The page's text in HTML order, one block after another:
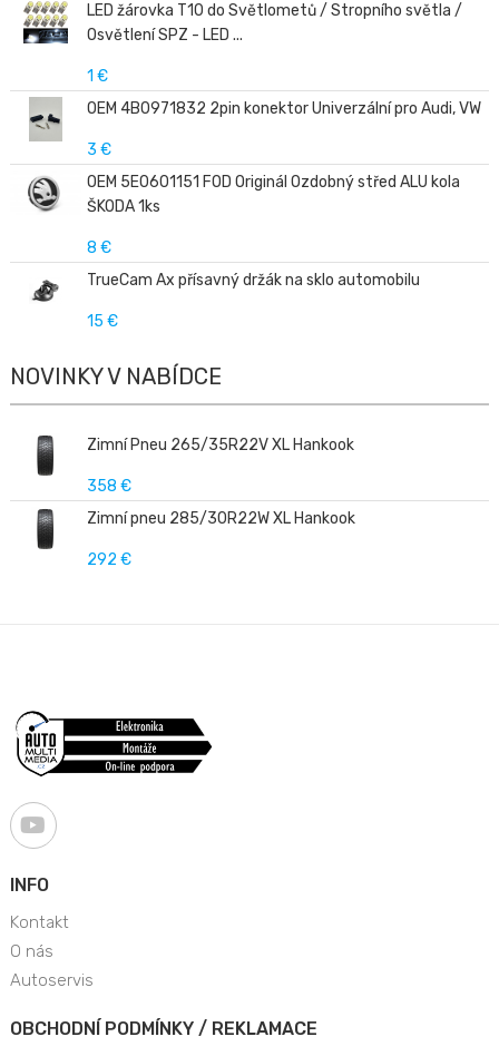
LED žárovka T10 do Světlometů / Stropního světla /
Osvětlení SPZ - LED ...
1 €
OEM 4B0971832 2pin konektor Univerzální pro Audi, VW
3 €
OEM 5E0601151 FOD Originál Ozdobný střed ALU kola
ŠKODA 1ks
8 €
TrueCam Ax přísavný držák na sklo automobilu
15 €
NOVINKY V NABÍDCE
Zimní Pneu 265/35R22V XL Hankook
358 €
Zimní pneu 285/30R22W XL Hankook
292 €
INFO
Kontakt
O nás
Autoservis
OBCHODNÍ PODMÍNKY / REKLAMACE